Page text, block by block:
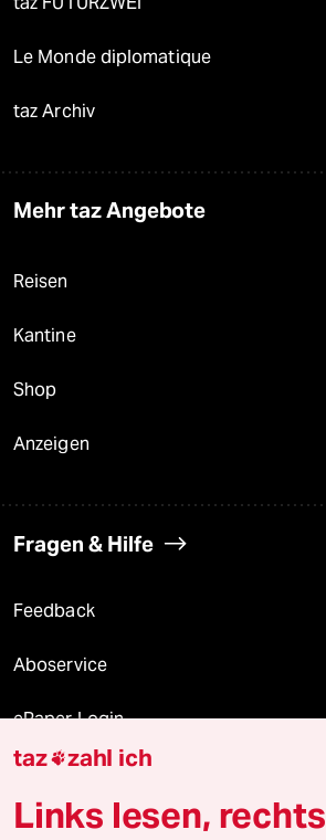
Le Monde diplomatique
taz Archiv
Mehr taz Angebote
Reisen
Kantine
Shop
Anzeigen
Fragen & Hilfe
Feedback
Aboservice
ePaper Login
Downloads für Abonnierende
taz zahl ich
Links lesen, rechts